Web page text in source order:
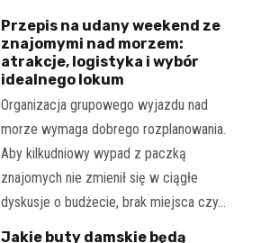
Przepis na udany weekend ze
znajomymi nad morzem:
atrakcje, logistyka i wybór
idealnego lokum
Organizacja grupowego wyjazdu nad
morze wymaga dobrego rozplanowania.
Aby kilkudniowy wypad z paczką
znajomych nie zmienił się w ciągłe
dyskusje o budżecie, brak miejsca czy…
Jakie buty damskie będą